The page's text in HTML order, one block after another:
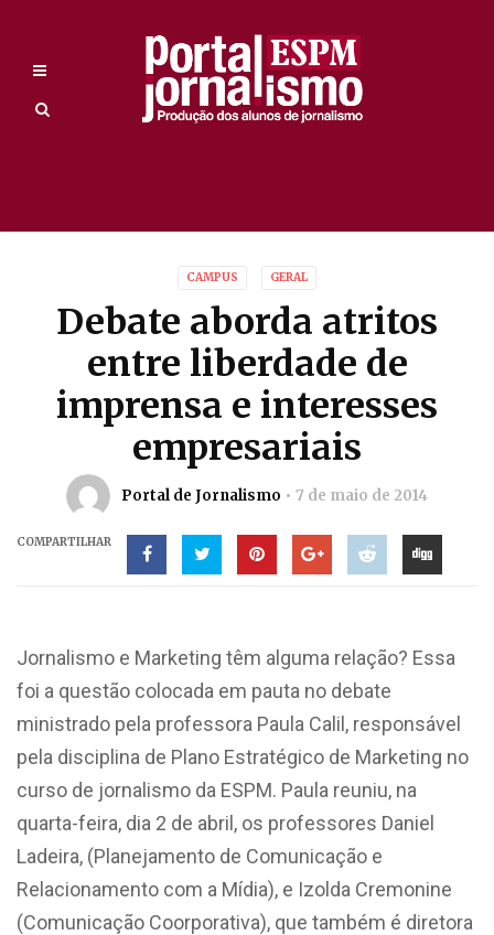
CAMPUS GERAL
Debate aborda atritos
entre liberdade de
imprensa e interesses
empresariais
Portal de Jornalismo 7 de maio de 2014
COMPARTILHAR
Jornalismo e Marketing têm alguma relação? Essa
foi a questão colocada em pauta no debate
ministrado pela professora Paula Calil, responsável
pela disciplina de Plano Estratégico de Marketing no
curso de jornalismo da ESPM. Paula reuniu, na
quarta-feira, dia 2 de abril, os professores Daniel
Ladeira, (Planejamento de Comunicação e
Relacionamento com a Mídia), e Izolda Cremonine
(Comunicação Coorporativa), que também é diretora